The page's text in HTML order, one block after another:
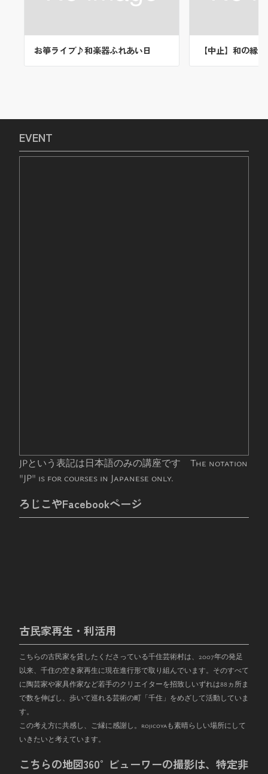
お箏ライブ♪和楽器ふれあい日 【中止】和の縁市
EVENT
JPという表記は日本語のみの講座です The notation
"JP" is for courses in Japanese only.
ろじこやFacebookページ
古民家再生・利活用
こちらの古民家を貸したくださっている千住芸術村は、 2007年の発足
以来、千住の空き家再生に現在進行形で取り組んでいます。そのすべて
に陶芸家や家具作家など若手のクリエイターを招致しいずれは88ヵ所ま
で数を伸ばし、歩いて巡れる芸術の町「千住」をめざして活動していま
す。
この考え方に共感し、ご縁に感謝し。rojicoyaも素晴らしい場所にして
いきたいと考えています。
こちらの地図360°ビューワーの撮影は、特定非